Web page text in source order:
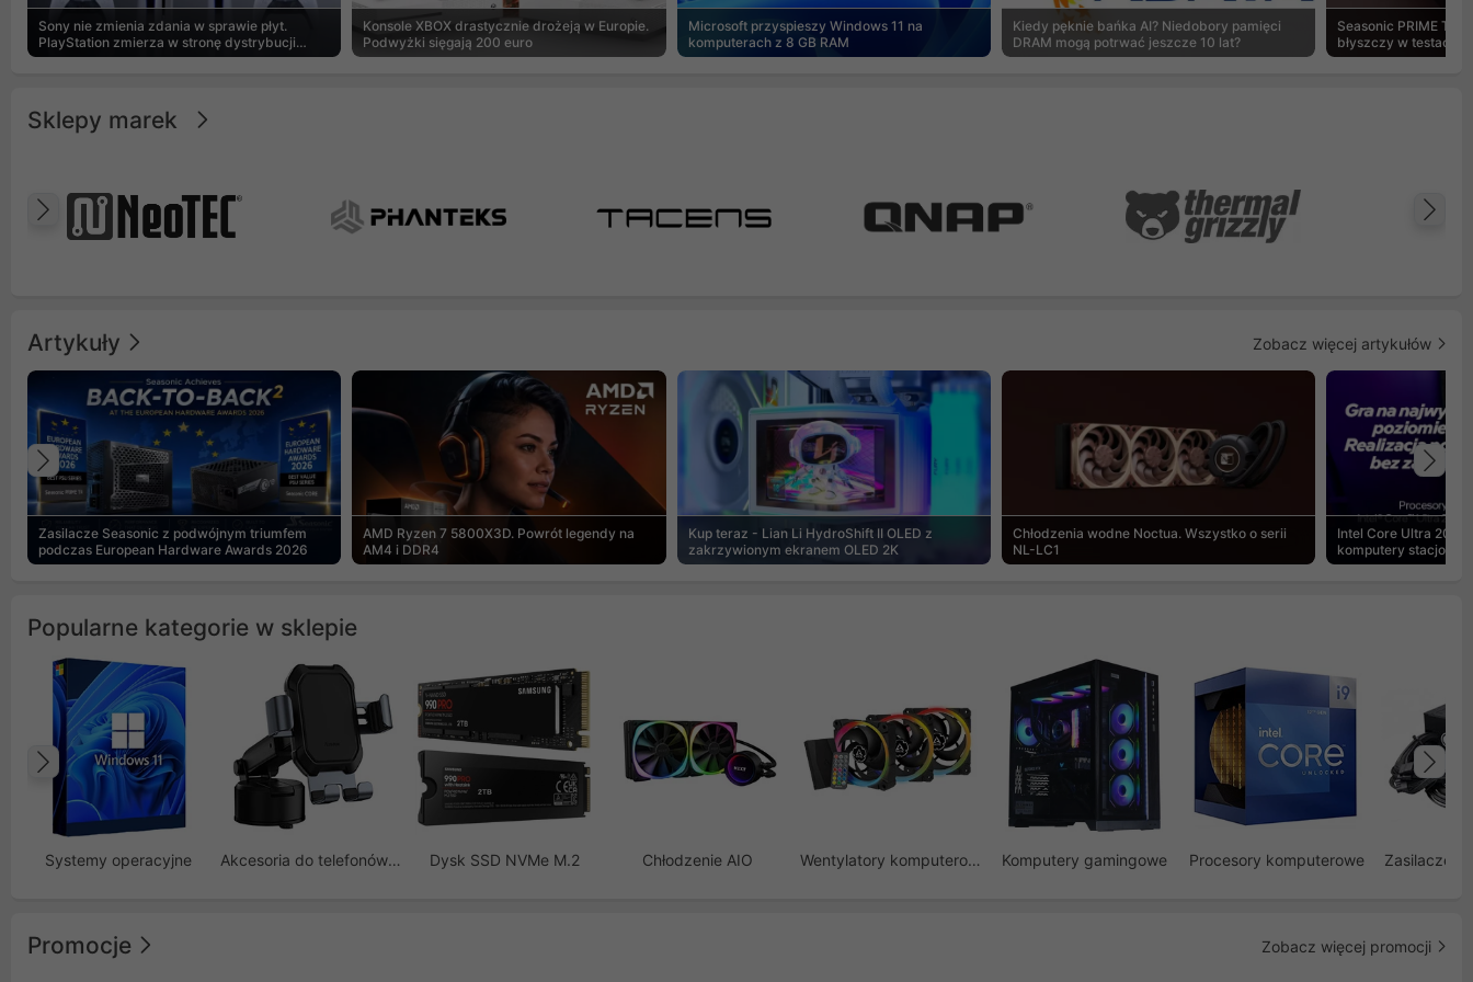
Sony nie zmienia zdania w sprawie płyt.
PlayStation zmierza w stronę dystrybucji
cyfrowej
Konsole XBOX drastycznie drożeją w Europie.
Podwyżki sięgają 200 euro
Microsoft przyspieszy Windows 11 na
komputerach z 8 GB RAM
Kiedy pęknie bańka AI? Niedobory pamięci
DRAM mogą potrwać jeszcze 10 lat?
Seasonic PRIME
błyszczy w testach
Sklepy marek
Poprzedni
Artykuły Zobacz więcej artykułów
Zasilacze Seasonic z podwójnym triumfem
podczas European Hardware Awards 2026
AMD Ryzen 7 5800X3D. Powrót legendy na
AM4 i DDR4
Kup teraz - Lian Li HydroShift II OLED z
zakrzywionym ekranem OLED 2K
Chłodzenia wodne Noctua. Wszystko o serii
NL-LC1
Intel Core Ultra 200S
komputery
Poprzedni
Popularne kategorie w sklepie
Systemy operacyjne Akcesoria do telefonów GSM Dysk SSD NVMe M.2 Chłodzenie AIO Wentylatory komputerowe Komputery gamingowe Procesory komputerowe Zasilacze
Poprzedni
Promocje Zobacz więcej promocji